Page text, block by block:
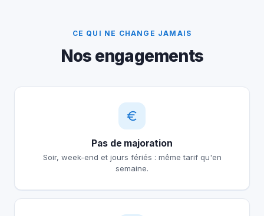
CE QUI NE CHANGE JAMAIS
Nos engagements
Pas de majoration
Soir, week-end et jours fériés : même tarif qu'en
semaine.